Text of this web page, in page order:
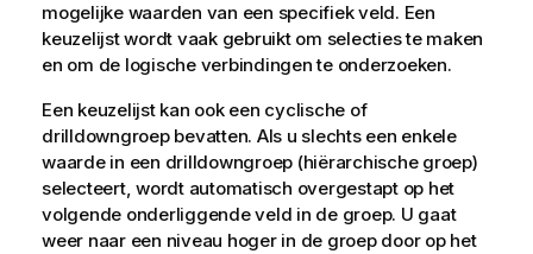
mogelijke waarden van een specifiek veld. Een
keuzelijst wordt vaak gebruikt om selecties te maken
en om de logische verbindingen te onderzoeken.
Een keuzelijst kan ook een cyclische of
drilldowngroep bevatten. Als u slechts een enkele
waarde in een drilldowngroep (hiërarchische groep)
selecteert, wordt automatisch overgestapt op het
volgende onderliggende veld in de groep. U gaat
weer naar een niveau hoger in de groep door op het